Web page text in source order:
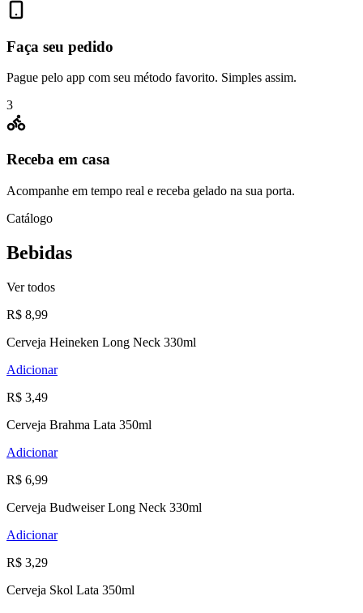
Faça seu pedido
Pague pelo app com seu método favorito. Simples assim.
3
Receba em casa
Acompanhe em tempo real e receba gelado na sua porta.
Catálogo
Bebidas
Ver todos
R$ 8,99
Cerveja Heineken Long Neck 330ml
Adicionar
R$ 3,49
Cerveja Brahma Lata 350ml
Adicionar
R$ 6,99
Cerveja Budweiser Long Neck 330ml
Adicionar
R$ 3,29
Cerveja Skol Lata 350ml